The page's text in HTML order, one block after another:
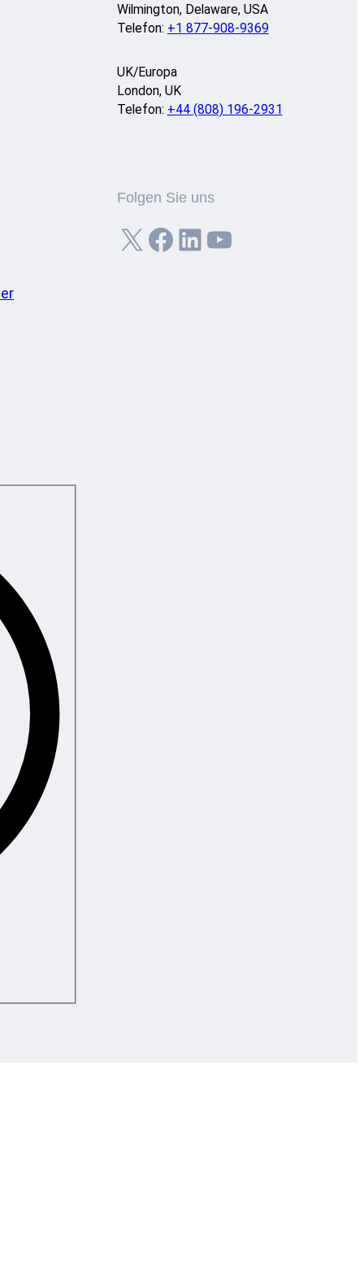
Wilmington, Delaware, USA
Telefon: +1 877-908-9369
UK/Europa
London, UK
Telefon: +44 (808) 196-2931
Folgen Sie uns
X Facebook LinkedIn YouTube